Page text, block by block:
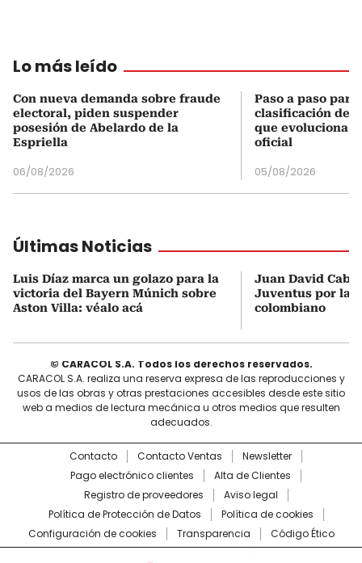
Lo más leído
Con nueva demanda sobre fraude
electoral, piden suspender
posesión de Abelardo de la
Espriella
06/08/2026
Paso a paso
clasificación del
que evoluciona
oficial
05/08/2026
Últimas Noticias
Luis Díaz marca un golazo para la
victoria del Bayern Múnich sobre
Aston Villa: véalo acá
Juan David
Juventus por la
colombiano
© CARACOL S.A. Todos los derechos reservados.
CARACOL S.A. realiza una reserva expresa de las reproducciones y
usos de las obras y otras prestaciones accesibles desde este sitio
web a medios de lectura mecánica u otros medios que resulten
adecuados.
Contacto Contacto Ventas
Newsletter
Pago electrónico clientes
Alta de Clientes
Registro de proveedores
Aviso legal
Política de Protección de Datos
Política de cookies
Configuración de cookies
Transparencia Código Ético